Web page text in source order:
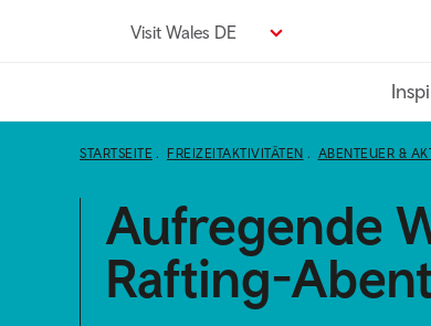
Visit Wales DE
STARTSEITE FREIZEITAKTIVITÄTEN ABENTEUER &
Aufregende
Rafting-